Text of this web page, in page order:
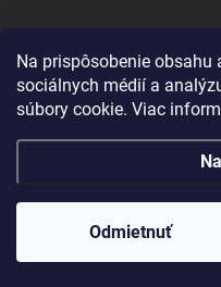
Na prispôsobenie
sociálnych médií a
súbory cookie. Viac
Odmietnuť
Zásady ochrany
Kontakt
Reklamačný
Copyright 2026